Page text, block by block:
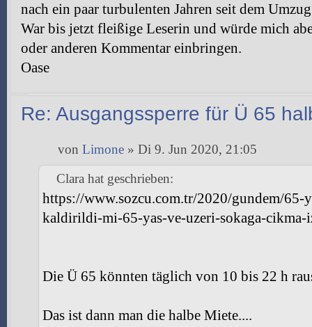
nach ein paar turbulenten Jahren seit dem
War bis jetzt fleißige Leserin und würde mich
oder anderen Kommentar einbringen.
Oase
Re: Ausgangssperre für Ü 65
von Limone » Di 9. Jun 2020, 21:05
Clara hat geschrieben:
https://www.sozcu.com.tr/2020/gundem/65-
kaldirildi-mi-65-yas-ve-uzeri-sokaga-
Die Ü 65 könnten täglich von 10 bis 22 h
Das ist dann man die halbe Miete....